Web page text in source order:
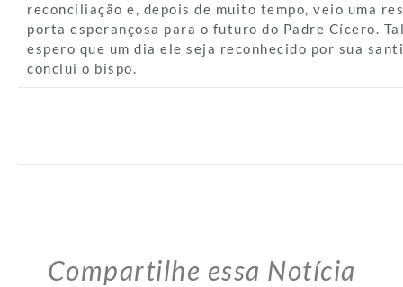
reconciliação e, depois de muito tempo, veio uma
porta esperançosa para o futuro do Padre Cícero.
espero que um dia ele seja reconhecido por sua
conclui o bispo.
Compartilhe essa Notícia